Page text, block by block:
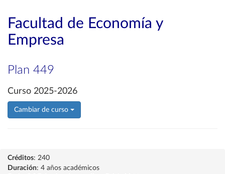
Facultad de Economía y
Empresa
Plan 449
Curso 2025-2026
Cambiar de curso
Créditos: 240
Duración: 4 años académicos